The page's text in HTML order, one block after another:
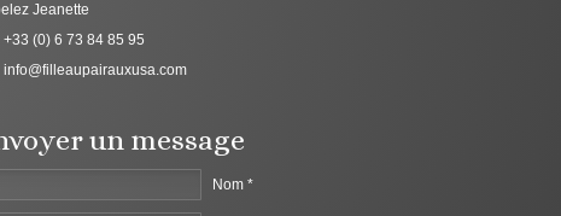
Jeanette
+33 (0) 6 73 84 85 95
info@filleaupairauxusa.com
un message
Nom *